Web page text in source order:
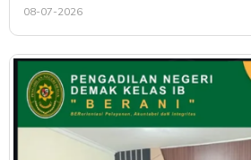
08-07-2026